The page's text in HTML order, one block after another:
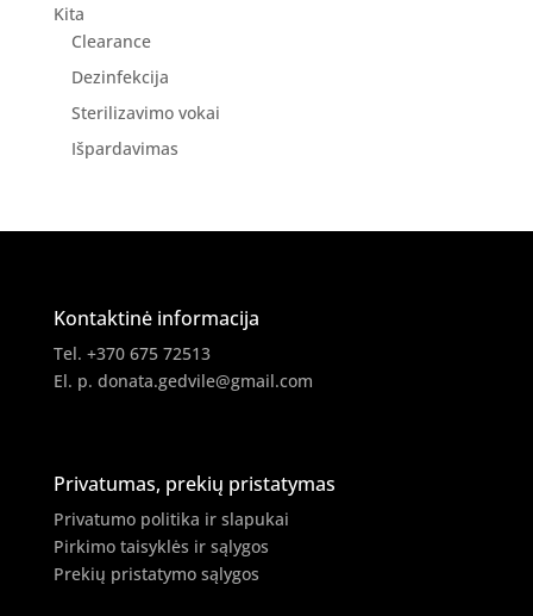
Kita
Clearance
Dezinfekcija
Sterilizavimo vokai
Išpardavimas
Kontaktinė informacija
Tel. +370 675 72513
El. p. donata.gedvile@gmail.com
Privatumas, prekių pristatymas
Privatumo politika ir slapukai
Pirkimo taisyklės ir sąlygos
Prekių pristatymo sąlygos